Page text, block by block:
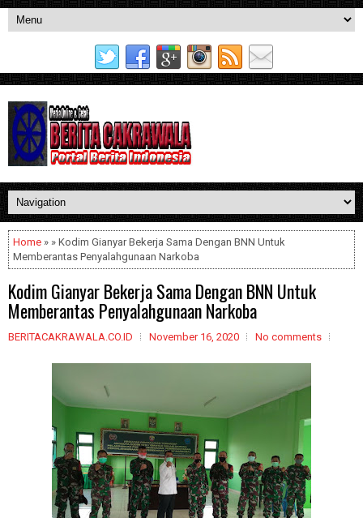
Home » » Kodim Gianyar Bekerja Sama Dengan BNN Untuk
Memberantas Penyalahgunaan Narkoba
Kodim Gianyar Bekerja Sama Dengan BNN Untuk
Memberantas Penyalahgunaan Narkoba
BERITACAKRAWALA.CO.ID November 16, 2020 No comments